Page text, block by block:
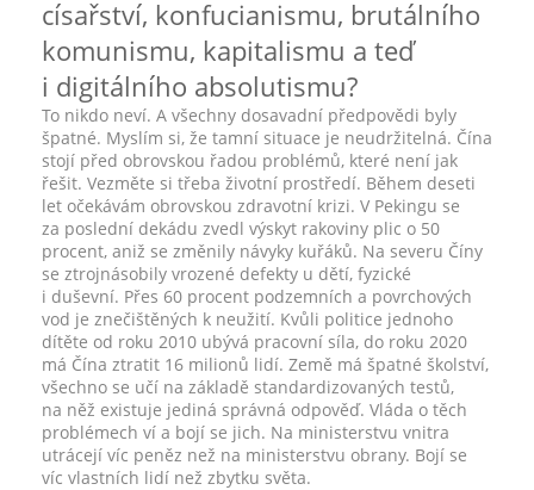
císařství, konfucianismu, brutálního
komunismu, kapitalismu a teď
i digitálního absolutismu?
To nikdo neví. A všechny dosavadní předpovědi byly
špatné. Myslím si, že tamní situace je neudržitelná. Čína
stojí před obrovskou řadou problémů, které není jak
řešit. Vezměte si třeba životní prostředí. Během deseti
let očekávám obrovskou zdravotní krizi. V Pekingu se
za poslední dekádu zvedl výskyt rakoviny plic o 50
procent, aniž se změnily návyky kuřáků. Na severu Číny
se ztrojnásobily vrozené defekty u dětí, fyzické
i duševní. Přes 60 procent podzemních a povrchových
vod je znečištěných k neužití. Kvůli politice jednoho
dítěte od roku 2010 ubývá pracovní síla, do roku 2020
má Čína ztratit 16 milionů lidí. Země má špatné školství,
všechno se učí na základě standardizovaných testů,
na něž existuje jediná správná odpověď. Vláda o těch
problémech ví a bojí se jich. Na ministerstvu vnitra
utrácejí víc peněz než na ministerstvu obrany. Bojí se
víc vlastních lidí než zbytku světa.